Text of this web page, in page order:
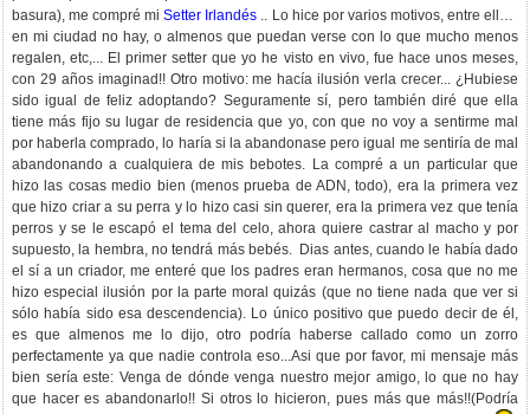
basura), me compré miSetter Irlandés .. Lo hice por varios motivos, entre ellos,
en mi ciudad no hay, o almenos que puedan verse con lo que mucho menos
regalen, etc,... El primer setter que yo he visto en vivo, fue hace unos meses,
con 29 años imaginad!! Otro motivo: me hacía ilusión verla crecer... ¿Hubiese
sido igual de feliz adoptando? Seguramente sí, pero también diré que ella
tiene más fijo su lugar de residencia que yo, con que no voy a sentirme mal
por haberla comprado, lo haría si la abandonase pero igual me sentiría de mal
abandonando a cualquiera de mis bebotes. La compré a un particular que
hizo las cosas medio bien (menos prueba de ADN, todo), era la primera vez
que hizo criar a su perra y lo hizo casi sin querer, era la primera vez que tenía
perros y se le escapó el tema del celo, ahora quiere castrar al macho y por
supuesto, la hembra, no tendrá más bebés. Dias antes, cuando le había dado
el sí a un criador, me enteré que los padres eran hermanos, cosa que no me
hizo especial ilusión por la parte moral quizás (que no tiene nada que ver si
sólo había sido esa descendencia). Lo único positivo que puedo decir de él,
es que almenos me lo dijo, otro podría haberse callado como un zorro
perfectamente ya que nadie controla eso...Asi que por favor, mi mensaje más
bien sería este: Venga de dónde venga nuestro mejor amigo, lo que no hay
que hacer es abandonarlo!! Si otros lo hicieron, pues más que más!!(Podría